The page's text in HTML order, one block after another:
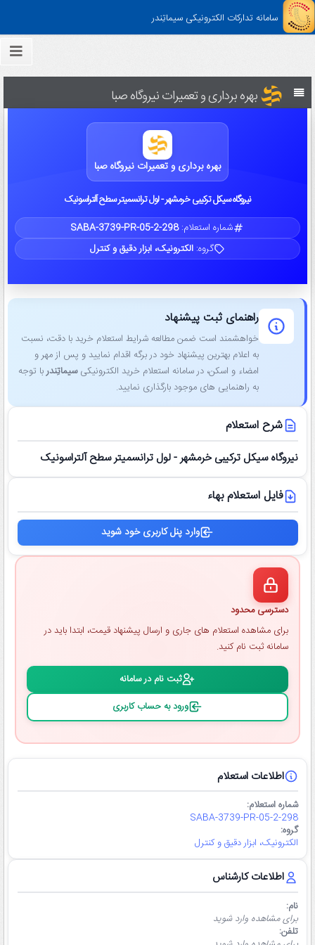
سامانه تدارکات الکترونیکی سیماتِندر
بهره برداری و تعمیرات نیروگاه صبا
بهره برداری و تعمیرات نیروگاه صبا
نیروگاه سیکل ترکیبی خرمشهر - لول ترانسمیتر سطح آلتراسونیک
شماره استعلام:SABA-3739-PR-05-2-298
گروه: الکترونیک، ابزار دقیق و کنترل
اطلاعات استعلام
شماره استعلام:
SABA-3739-PR-05-2-298
گروه:
الکترونیک، ابزار دقیق و کنترل
اطلاعات کارشناس
نام:
برای مشاهده وارد شوید
تلفن:
راهنمای ثبت پیشنهاد
خواهشمند است ضمن مطالعه شرایط استعلام خرید با دقت، نسبت
به اعلام بهترین پیشنهاد خود در برگه اقدام نمایید و پس از مهر و
امضاء و اسکن، در سامانه استعلام خرید الکترونیکیسیماتِندربا توجه
به راهنمایی ‌های موجود بارگذاری نمایید.
شرح استعلام
نیروگاه سیکل ترکیبی خرمشهر - لول ترانسمیتر سطح آلتراسونیک
فایل استعلام بهاء
وارد پنل کاربری خود شوید
دسترسی محدود
برای مشاهده استعلام ‌های جاری و ارسال پیشنهاد قیمت، ابتدا باید در
سامانه ثبت ‌نام کنید.
ثبت ‌نام در سامانه
ورود به حساب کاربری